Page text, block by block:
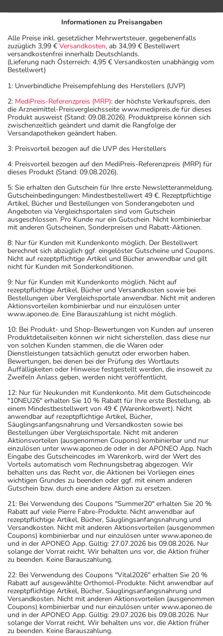
Informationen zu Preisangaben
Alle Preise inkl. gesetzlicher Mehrwertsteuer, gegebenenfalls
zuzüglich 3,99 € Versandkosten, ab 34,99 € Bestellwert
versandkostenfrei innerhalb Deutschlands.
(Lieferung nach Österreich: 4,95 € Versandkosten unabhängig vom
Bestellwert)
1: Unverbindliche Preisempfehlung des Herstellers (UVP)
2: MediPreis-Referenzpreis (MRP): der höchste Verkaufspreis, den
die Arzneimittel-Preisvergleichsseite www.medipreis.de für dieses
Produkt ausweist (Stand: 09.08.2026). Produktpreise können sich
zwischenzeitlich geändert und damit die Rangfolge der
Versandapotheken geändert haben.
3: Preisvorteil bezogen auf die UVP des Herstellers
4: Preisvorteil bezogen auf den MediPreis-Referenzpreis (MRP) für
dieses Produkt (Stand: 09.08.2026).
5: Sie erhalten den Gutschein für Ihre erste Newsletteranmeldung.
Gutscheinbedingungen: Mindestbestellwert 49 €. Rezeptpflichtige
Artikel, Bücher und Bestellungen von Sonderangeboten und
Angeboten via Vergleichsportalen sind vom Gutschein
ausgeschlossen. Pro Kunde nur ein Gutschein. Nicht kombinierbar
mit anderen Gutscheinen, Sonderpreisen und Rabatt-Aktionen.
8: Nur für Kunden mit Kundenkonto möglich. Der Bestellwert
berechnet sich abzüglich ggf. eingelöster Gutscheine und Coupons.
Nicht auf rezeptpflichtige Artikel und Bücher anwendbar und gilt
nicht für Kunden mit Sonderkonditionen.
9: Nur für Kunden mit Kundenkonto möglich. Nicht auf
rezeptpflichtige Artikel, Bücher und Versandkosten sowie bei
Bestellungen über Vergleichsportale anwendbar. Nicht mit anderen
Aktionsvorteilen kombinierbar und nur einzulösen unter
www.aponeo.de. Eine Barauszahlung ist nicht möglich.
10: Bei Produkt- und Shop-Bewertungen von Kunden auf unseren
Produktdetailseiten können wir nicht sicherstellen, dass diese nur
von solchen Kunden stammen, die die Waren oder
Dienstleistungen tatsächlich genutzt oder erworben haben.
Bewertungen, bei denen bei der Prüfung des Wortlauts
Auffälligkeiten oder Hinweise festgestellt werden, die insoweit zu
Zweifeln Anlass geben, werden nicht veröffentlicht.
12: Nur für Neukunden mit Kundenkonto. Mit dem Gutscheincode
"10NEU26" erhalten Sie 10 % Rabatt für Ihre erste Bestellung, ab
einem Mindestbestellwert von 49 € (Warenkorbwert). Nicht
anwendbar auf rezeptpflichtige Artikel, Bücher,
Säuglingsanfangsnahrung und Versandkosten sowie bei
Bestellungen über Vergleichsportale. Nicht mit anderen
Aktionsvorteilen (ausgenommen Coupons) kombinierbar und nur
einzulösen unter www.aponeo.de oder in der APONEO App. Nach
Eingabe des Gutscheincodes im Warenkorb, wird der Wert des
Vorteils automatisch vom Rechnungsbetrag abgezogen. Wir
behalten uns das Recht vor, die Aktionen bei Vorliegen eines
wichtigen Grundes zu beenden oder ggf. mit einem anderen
Gutschein bzw. durch eine andere Aktion zu ersetzen.
21: Bei Verwendung des Coupons "Summer20" erhalten Sie 20 %
Rabatt auf viele Pierre Fabre-Produkte. Nicht anwendbar auf
rezeptpflichtige Artikel, Bücher, Säuglingsanfangsnahrung und
Versandkosten. Nicht mit anderen Aktionsvorteilen (ausgenommen
Coupons) kombinierbar und nur einzulösen unter www.aponeo.de
und in der APONEO App. Gültig: 27.07.2026 bis 09.08.2026. Nur
solange der Vorrat reicht. Wir behalten uns vor, die Aktion früher
zu beenden. Keine Barauszahlung.
22: Bei Verwendung des Coupons "Vital2026" erhalten Sie 20 %
Rabatt auf ausgewählte Orthomol-Produkte. Nicht anwendbar auf
rezeptpflichtige Artikel, Bücher, Säuglingsanfangsnahrung und
Versandkosten. Nicht mit anderen Aktionsvorteilen (ausgenommen
Coupons) kombinierbar und nur einzulösen unter www.aponeo.de
und in der APONEO App. Gültig: 29.07.2026 bis 09.08.2026. Nur
solange der Vorrat reicht. Wir behalten uns vor, die Aktion früher
zu beenden. Keine Barauszahlung.